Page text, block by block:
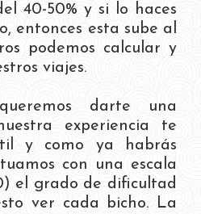
40-50% y si lo haces
entonces esta sube al
podemos calcular y
viajes.
darte una
experiencia te
y como ya habrás
con una escala
el grado de dificultad
ver cada bicho. La